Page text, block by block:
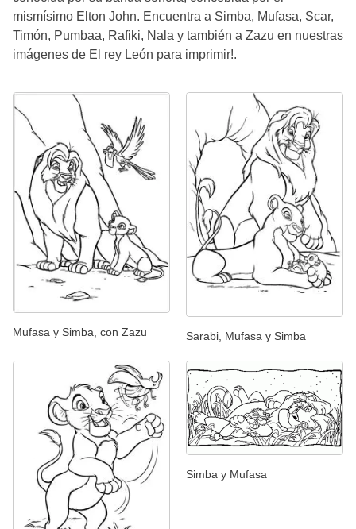
mismísimo Elton John. Encuentra a Simba, Mufasa, Scar,
Timón, Pumbaa, Rafiki, Nala y también a Zazu en nuestras
imágenes de El rey León para imprimir!.
Mufasa y Simba, con Zazu Sarabi, Mufasa y Simba
Simba y Mufasa